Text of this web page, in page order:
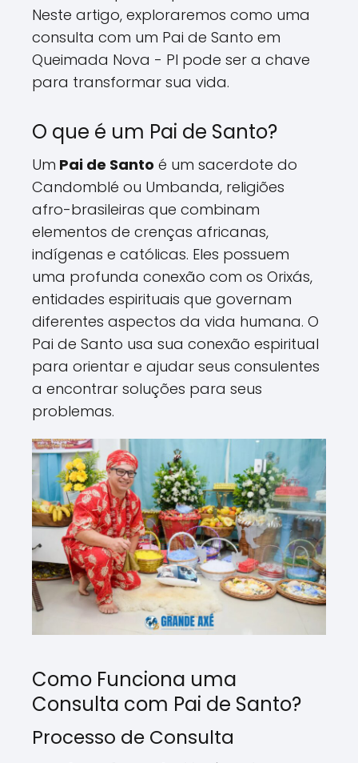
Neste artigo, exploraremos como uma
consulta com um Pai de Santo em
Queimada Nova - PI pode ser a chave
para transformar sua vida.
O que é um Pai de Santo?
Um Pai de Santo é um sacerdote do
Candomblé ou Umbanda, religiões
afro-brasileiras que combinam
elementos de crenças africanas,
indígenas e católicas. Eles possuem
uma profunda conexão com os Orixás,
entidades espirituais que governam
diferentes aspectos da vida humana. O
Pai de Santo usa sua conexão espiritual
para orientar e ajudar seus consulentes
a encontrar soluções para seus
problemas.
Como Funciona uma
Consulta com Pai de Santo?
Processo de Consulta